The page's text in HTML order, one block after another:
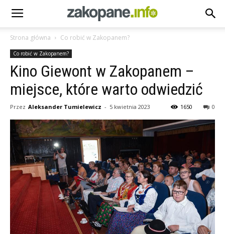
Strona główna Co robić w Zakopanem?
Co robić w Zakopanem?
Kino Giewont w Zakopanem –
miejsce, które warto odwiedzić
Przez Aleksander Tumielewicz - 5 kwietnia 2023 0
1650